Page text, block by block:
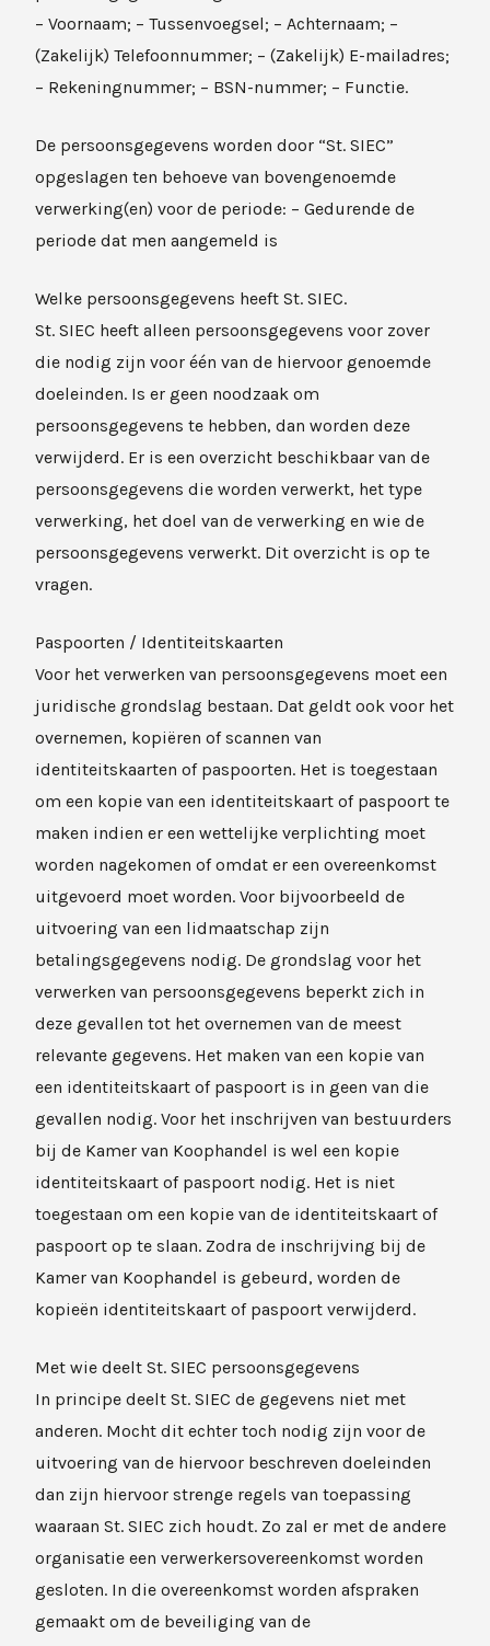
– Voornaam; – Tussenvoegsel; – Achternaam; –
(Zakelijk) Telefoonnummer; – (Zakelijk) E-mailadres;
– Rekeningnummer; – BSN-nummer; – Functie.
De persoonsgegevens worden door “St. SIEC”
opgeslagen ten behoeve van bovengenoemde
verwerking(en) voor de periode: – Gedurende de
periode dat men aangemeld is
Welke persoonsgegevens heeft St. SIEC.
St. SIEC heeft alleen persoonsgegevens voor zover
die nodig zijn voor één van de hiervoor genoemde
doeleinden. Is er geen noodzaak om
persoonsgegevens te hebben, dan worden deze
verwijderd. Er is een overzicht beschikbaar van de
persoonsgegevens die worden verwerkt, het type
verwerking, het doel van de verwerking en wie de
persoonsgegevens verwerkt. Dit overzicht is op te
vragen.
Paspoorten / Identiteitskaarten
Voor het verwerken van persoonsgegevens moet een
juridische grondslag bestaan. Dat geldt ook voor het
overnemen, kopiëren of scannen van
identiteitskaarten of paspoorten. Het is toegestaan
om een kopie van een identiteitskaart of paspoort te
maken indien er een wettelijke verplichting moet
worden nagekomen of omdat er een overeenkomst
uitgevoerd moet worden. Voor bijvoorbeeld de
uitvoering van een lidmaatschap zijn
betalingsgegevens nodig. De grondslag voor het
verwerken van persoonsgegevens beperkt zich in
deze gevallen tot het overnemen van de meest
relevante gegevens. Het maken van een kopie van
een identiteitskaart of paspoort is in geen van die
gevallen nodig. Voor het inschrijven van bestuurders
bij de Kamer van Koophandel is wel een kopie
identiteitskaart of paspoort nodig. Het is niet
toegestaan om een kopie van de identiteitskaart of
paspoort op te slaan. Zodra de inschrijving bij de
Kamer van Koophandel is gebeurd, worden de
kopieën identiteitskaart of paspoort verwijderd.
Met wie deelt St. SIEC persoonsgegevens
In principe deelt St. SIEC de gegevens niet met
anderen. Mocht dit echter toch nodig zijn voor de
uitvoering van de hiervoor beschreven doeleinden
dan zijn hiervoor strenge regels van toepassing
waaraan St. SIEC zich houdt. Zo zal er met de andere
organisatie een verwerkersovereenkomst worden
gesloten. In die overeenkomst worden afspraken
gemaakt om de beveiliging van de